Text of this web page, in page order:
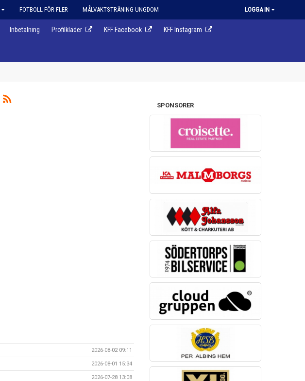
FOTBOLL FÖR FLER MÅLVAKTSTRÄNING UNGDOM LOGGA IN
Inbetalning Profilkläder KFF Facebook KFF Instagram
2026-08-02 09:11
2026-08-01 15:34
2026-07-28 13:08
SPONSORER